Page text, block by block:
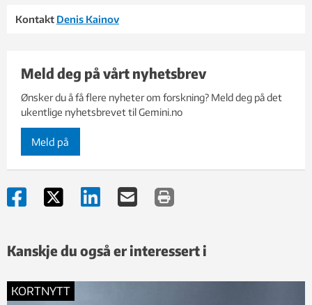
Kontakt Denis Kainov
Meld deg på vårt nyhetsbrev
Ønsker du å få flere nyheter om forskning? Meld deg på det
ukentlige nyhetsbrevet til Gemini.no
Meld på
Kanskje du også er interessert i
KORTNYTT